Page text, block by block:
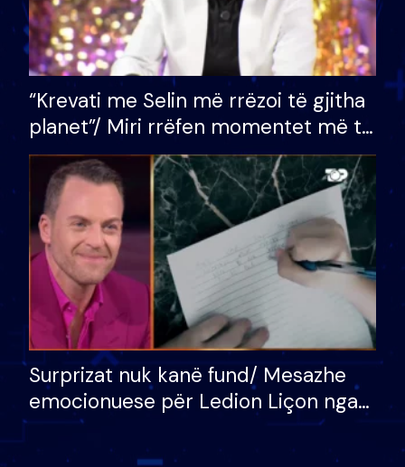
“Krevati me Selin më rrëzoi të gjitha
planet”/ Miri rrëfen momentet më të
bukura në shtëpinë e BB VIP: Do më
mungojë zilja e mëngjesit kur…
Surprizat nuk kanë fund/ Mesazhe
emocionuese për Ledion Liçon nga
nëna dhe fëmijët e tij, moderatori
nuk i mban dot lotët: Nuk meritoj…